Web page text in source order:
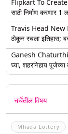
Flipkart To Create
साठी निर्माण करणार 1
Travis Head New
ठोकून रचला इतिहास;
Ganesh Chaturthi
घ्या, शहरनिहाय पूजेच्या
चर्चेतील विषय
Mhada Lottery